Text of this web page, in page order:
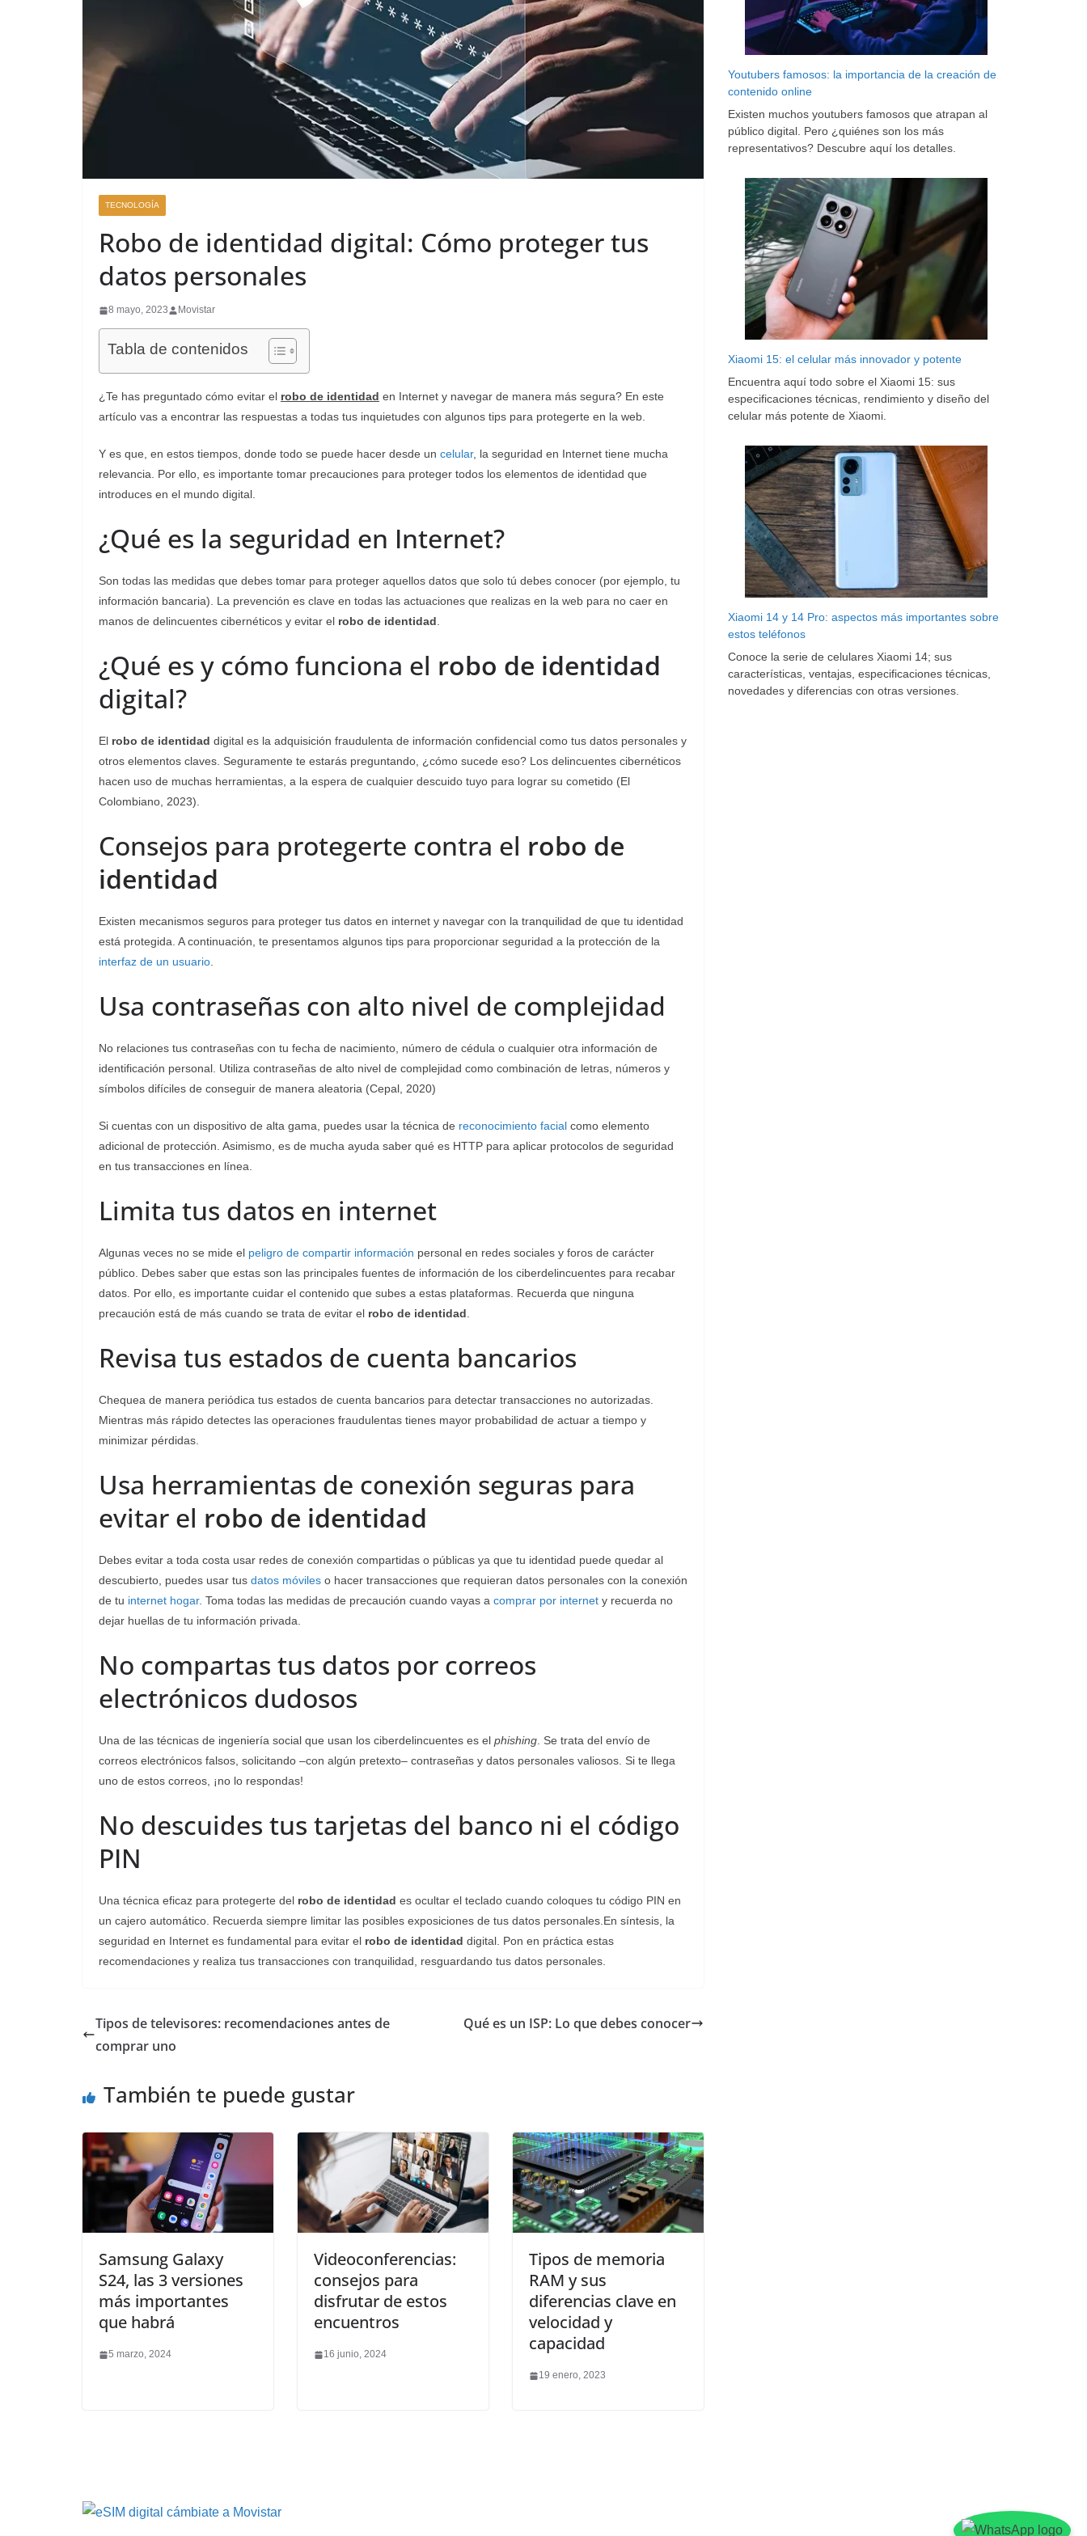
TECNOLOGÍA
Robo de identidad digital: Cómo proteger tus
datos personales
8 mayo, 2023 Movistar
Tabla de contenidos
¿Te has preguntado cómo evitar el robo de identidad en Internet y navegar de manera más segura? En este
artículo vas a encontrar las respuestas a todas tus inquietudes con algunos tips para protegerte en la web.
Y es que, en estos tiempos, donde todo se puede hacer desde un celular, la seguridad en Internet tiene mucha
relevancia. Por ello, es importante tomar precauciones para proteger todos los elementos de identidad que
introduces en el mundo digital.
¿Qué es la seguridad en Internet?
Son todas las medidas que debes tomar para proteger aquellos datos que solo tú debes conocer (por ejemplo, tu
información bancaria). La prevención es clave en todas las actuaciones que realizas en la web para no caer en
manos de delincuentes cibernéticos y evitar el robo de identidad
¿Qué es y cómo funciona el robo de identidad
digital?
El robo de identidad digital es la adquisición fraudulenta de información confidencial como tus datos personales y
otros elementos claves. Seguramente te estarás preguntando, ¿cómo sucede eso? Los delincuentes cibernéticos
hacen uso de muchas herramientas, a la espera de cualquier descuido tuyo para lograr su cometido (El
Colombiano, 2023).
Consejos para protegerte contra el robo de
identidad
Existen mecanismos seguros para proteger tus datos en internet y navegar con la tranquilidad de que tu identidad
está protegida. A continuación, te presentamos algunos tips para proporcionar seguridad a la protección de la
interfaz de un usuario
Usa contraseñas con alto nivel de complejidad
No relaciones tus contraseñas con tu fecha de nacimiento, número de cédula o cualquier otra información de
identificación personal. Utiliza contraseñas de alto nivel de complejidad como combinación de letras, números y
símbolos difíciles de conseguir de manera aleatoria (Cepal, 2020)
Si cuentas con un dispositivo de alta gama, puedes usar la técnica de reconocimiento facial como elemento
adicional de protección. Asimismo, es de mucha ayuda saber qué es HTTP para aplicar protocolos de seguridad
en tus transacciones en línea.
Limita tus datos en internet
Algunas veces no se mide el peligro de compartir información personal en redes sociales y foros de carácter
público. Debes saber que estas son las principales fuentes de información de los ciberdelincuentes para recabar
datos. Por ello, es importante cuidar el contenido que subes a estas plataformas. Recuerda que ninguna
precaución está de más cuando se trata de evitar el robo de identidad
Revisa tus estados de cuenta bancarios
Chequea de manera periódica tus estados de cuenta bancarios para detectar transacciones no autorizadas.
Mientras más rápido detectes las operaciones fraudulentas tienes mayor probabilidad de actuar a tiempo y
minimizar pérdidas.
Usa herramientas de conexión seguras para
evitar el robo de identidad
Debes evitar a toda costa usar redes de conexión compartidas o públicas ya que tu identidad puede quedar al
descubierto, puedes usar tus datos móviles o hacer transacciones que requieran datos personales con la conexión
de tu internet hogar. Toma todas las medidas de precaución cuando vayas a comprar por internet y recuerda no
dejar huellas de tu información privada.
No compartas tus datos por correos
electrónicos dudosos
Una de las técnicas de ingeniería social que usan los ciberdelincuentes es el phishing . Se trata del envío de
correos electrónicos falsos, solicitando –con algún pretexto– contraseñas y datos personales valiosos. Si te llega
uno de estos correos, ¡no lo respondas!
No descuides tus tarjetas del banco ni el código
PIN
Una técnica eficaz para protegerte del robo de identidad es ocultar el teclado cuando coloques tu código PIN en
un cajero automático. Recuerda siempre limitar las posibles exposiciones de tus datos personales.En síntesis, la
seguridad en Internet es fundamental para evitar el robo de identidad digital. Pon en práctica estas
recomendaciones y realiza tus transacciones con tranquilidad, resguardando tus datos personales.
Tipos de televisores: recomendaciones antes de
comprar uno
Qué es un ISP: Lo que debes conocer
También te puede gustar
Samsung Galaxy
S24, las 3 versiones
más importantes
que habrá
5 marzo, 2024
Videoconferencias:
consejos para
disfrutar de estos
encuentros
16 junio, 2024
Tipos de memoria
RAM y sus
diferencias clave en
velocidad y
capacidad
19 enero, 2023
Youtubers famosos: la importancia de la creación de
contenido online
Existen muchos youtubers famosos que atrapan al
público digital. Pero ¿quiénes son los más
representativos? Descubre aquí los detalles.
Xiaomi 15: el celular más innovador y potente
Encuentra aquí todo sobre el Xiaomi 15: sus
especificaciones técnicas, rendimiento y diseño del
celular más potente de Xiaomi.
Xiaomi 14 y 14 Pro: aspectos más importantes sobre
estos teléfonos
Conoce la serie de celulares Xiaomi 14; sus
características, ventajas, especificaciones técnicas,
novedades y diferencias con otras versiones.